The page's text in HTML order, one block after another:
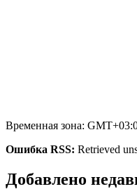
Временная зона:
Ошибка RSS: Retrieved
Добавлено